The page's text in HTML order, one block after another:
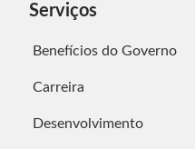
Serviços
Benefícios do Governo
Carreira
Desenvolvimento